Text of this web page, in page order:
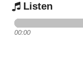
Listen
00:00